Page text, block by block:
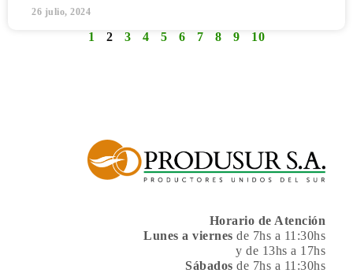
26 julio, 2024
1 2 3 4 5 6 7 8 9 10
Horario de Atención
Lunes a viernes de 7hs a 11:30hs
y de 13hs a 17hs
Sábados de 7hs a 11:30hs